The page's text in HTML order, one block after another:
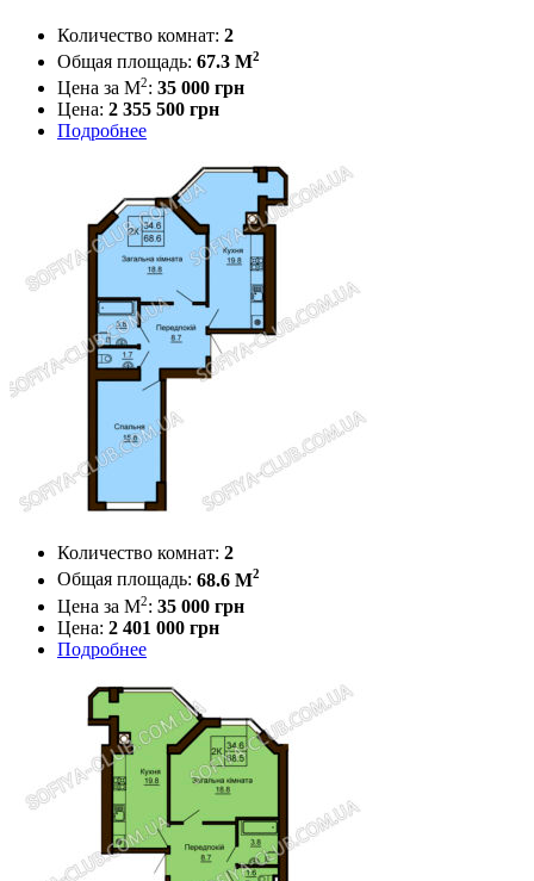
Количество комнат: 2
Общая площадь: 67.3 M2
Цена за М2: 35 000 грн
Цена: 2 355 500 грн
Подробнее
Количество комнат: 2
Общая площадь: 68.6 M2
Цена за М2: 35 000 грн
Цена: 2 401 000 грн
Подробнее